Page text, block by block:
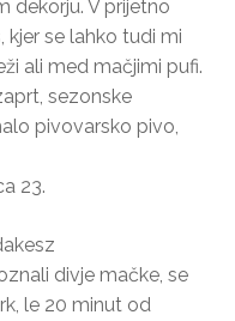
dekorju. V prijetno
se lahko tudi mi
ali med mačjimi pufi.
sezonske
pivovarsko pivo,
23.
divje mačke, se
le 20 minut od